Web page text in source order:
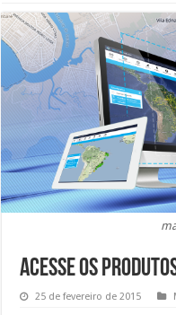
Acesse os
25 de fevereiro de 2015